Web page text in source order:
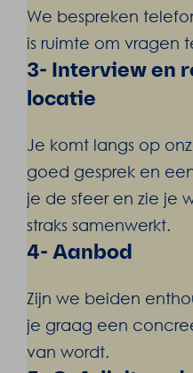
We bespreken
is ruimte om vragen
3- Interview en
locatie
Je komt langs op
goed gesprek en
je de sfeer en zie je
straks samenwerkt.
4- Aanbod
Zijn we beiden
je graag een
van wordt.